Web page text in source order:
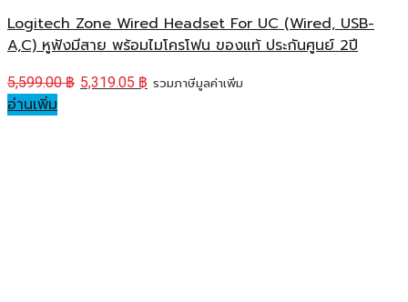
Logitech Zone Wired Headset For UC (Wired, USB-
A,C) หูฟังมีสาย พร้อมไมโครโฟน ของแท้ ประกันศูนย์ 2ปี
5,599.00฿ 5,319.05 ฿ รวมภาษีมูลค่าเพิ่ม
อ่านเพิ่ม